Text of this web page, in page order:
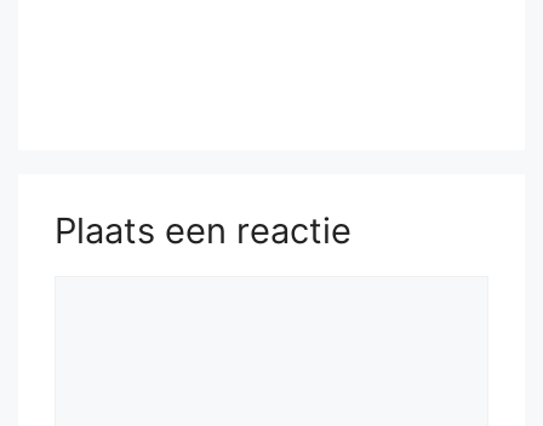
Plaats een reactie